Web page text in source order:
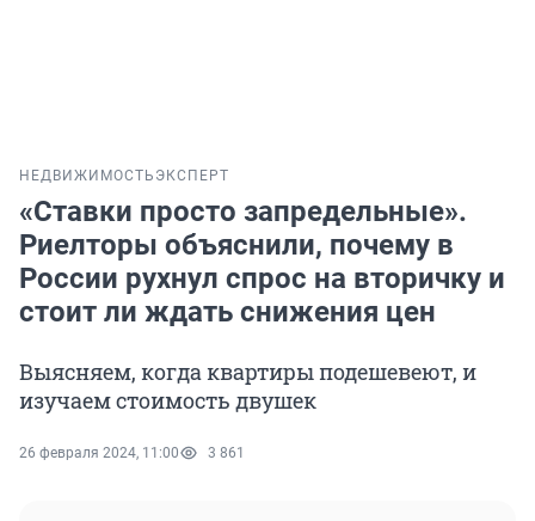
НЕДВИЖИМОСТЬ ЭКСПЕРТ
«Ставки просто запредельные».
Риелторы объяснили, почему в
России рухнул спрос на вторичку и
стоит ли ждать снижения цен
Выясняем, когда квартиры подешевеют, и
изучаем стоимость двушек
26 февраля 2024, 11:00 3 861